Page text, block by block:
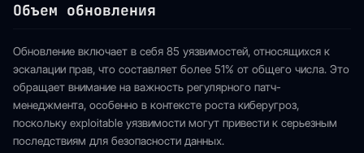
Объем обновления
Обновление включает в себя 85 уязвимостей, относящихся к
эскалации прав, что составляет более 51% от общего числа. Это
обращает внимание на важность регулярного патч-
менеджмента, особенно в контексте роста киберугроз,
поскольку exploitable уязвимости могут привести к серьезным
последствиям для безопасности данных.